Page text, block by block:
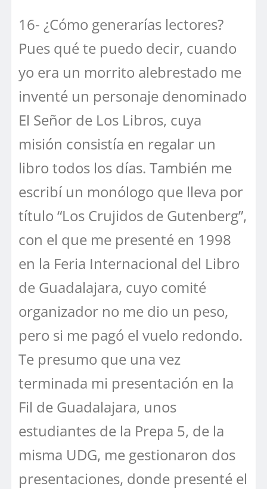
16- ¿Cómo generarías lectores?
Pues qué te puedo decir, cuando
yo era un morrito alebrestado me
inventé un personaje denominado
El Señor de Los Libros, cuya
misión consistía en regalar un
libro todos los días. También me
escribí un monólogo que lleva por
título “Los Crujidos de Gutenberg”,
con el que me presenté en 1998
en la Feria Internacional del Libro
de Guadalajara, cuyo comité
organizador no me dio un peso,
pero si me pagó el vuelo redondo.
Te presumo que una vez
terminada mi presentación en la
Fil de Guadalajara, unos
estudiantes de la Prepa 5, de la
misma UDG, me gestionaron dos
presentaciones, donde presenté el